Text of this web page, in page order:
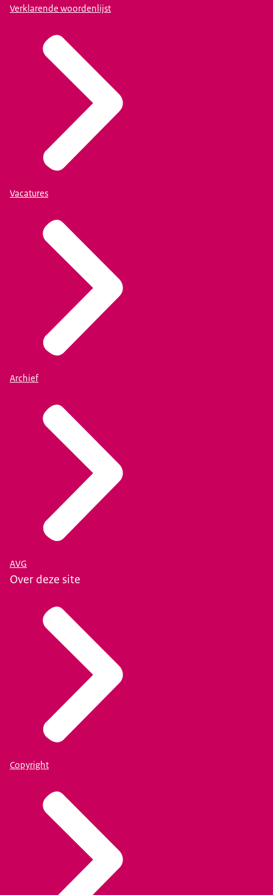
Verklarende woordenlijst
Vacatures
Archief
AVG
Over deze site
Copyright